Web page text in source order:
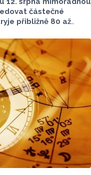
částečné
přibližně 80 až
zatmění Slunce
Důležité ale bude
zrak. Více povědel
Kobzou.